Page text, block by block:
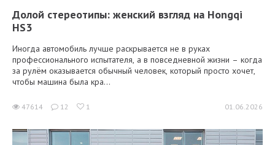
Долой стереотипы: женский взгляд на Hongqi
HS3
Иногда автомобиль лучше раскрывается не в руках
профессионального испытателя, а в повседневной жизни – когда
за рулём оказывается обычный человек, который просто хочет,
чтобы машина была кра...
47614 12 1 01.06.2026